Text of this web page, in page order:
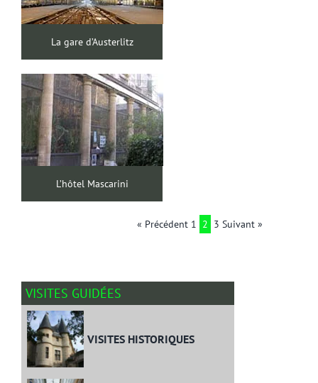
La gare d’Austerlitz
L’hôtel Mascarini
« Précédent 1 2 3 Suivant »
VISITES GUIDÉES
VISITES HISTORIQUES